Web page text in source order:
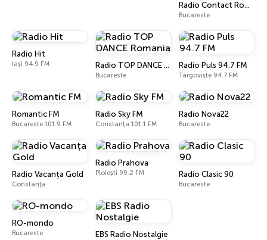
Radio Contact România
Bucareste
Radio Hit
Iași 94.9 FM Radio TOP DANCE Romania
Bucareste
Radio Puls 94.7 FM
Târgoviște 94.7 FM
Romantic FM
Bucareste 101.9 FM
Radio Sky FM
Constanța 101.1 FM
Radio Nova22
Bucareste
Radio Vacanța Gold
Constanța
Radio Prahova
Ploiești 99.2 FM Radio Clasic 90
Bucareste
RO-mondo
Bucareste EBS Radio Nostalgie